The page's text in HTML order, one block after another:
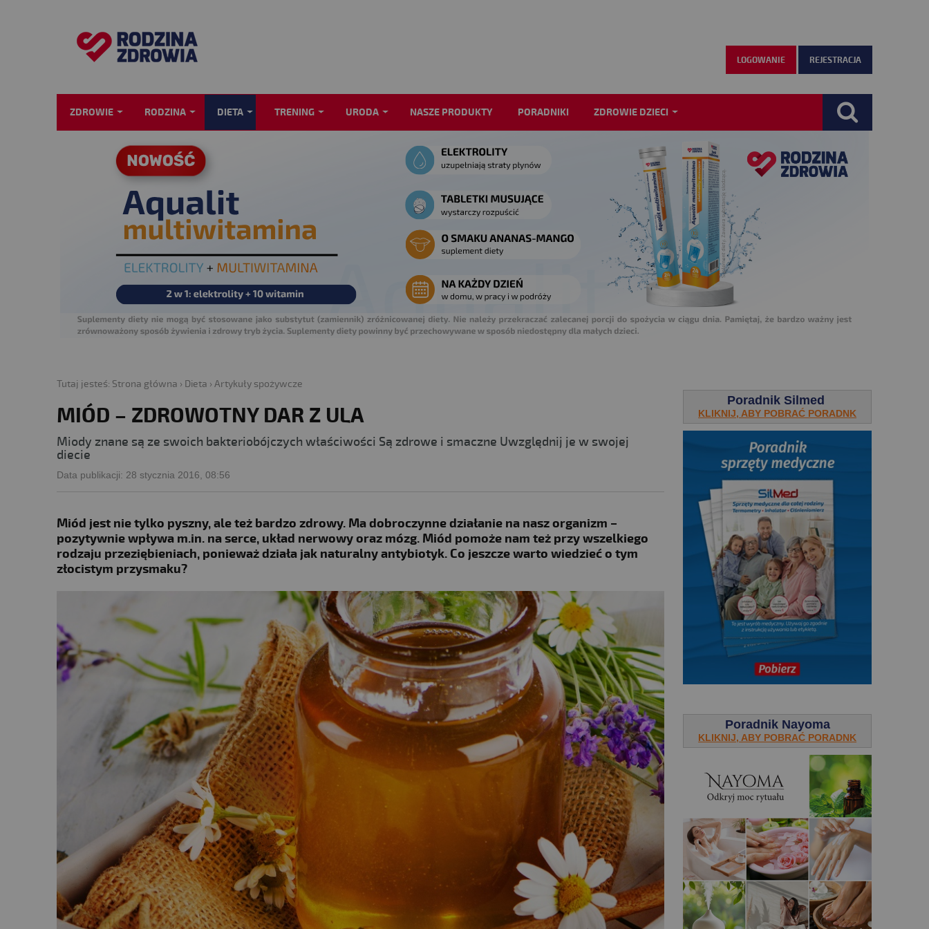
LOGOWANIE REJESTRACJA
ZDROWIE RODZINA DIETA TRENING URODA NASZE PRODUKTY PORADNIKI ZDROWIE DZIECI
Tutaj jesteś: Strona główna › Dieta › Artykuły spożywcze
MIÓD – ZDROWOTNY DAR Z ULA
Miody znane są ze swoich bakteriobójczych właściwości Są zdrowe i smaczne Uwzględnij je w swojej
diecie
Data publikacji: 28 stycznia 2016, 08:56
Miód jest nie tylko pyszny, ale też bardzo zdrowy. Ma dobroczynne działanie na nasz organizm –
pozytywnie wpływa m.in. na serce, układ nerwowy oraz mózg. Miód pomoże nam też przy wszelkiego
rodzaju przeziębieniach, ponieważ działa jak naturalny antybiotyk. Co jeszcze warto wiedzieć o tym
złocistym przysmaku?
Poradnik Silmed
KLIKNIJ, ABY POBRAĆ PORADNK
Poradnik Nayoma
KLIKNIJ, ABY POBRAĆ PORADNK